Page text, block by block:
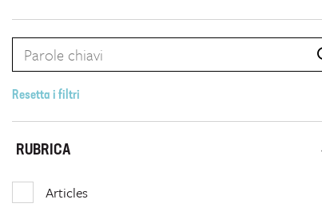
Resetta i filtri
RUBRICA
Articles